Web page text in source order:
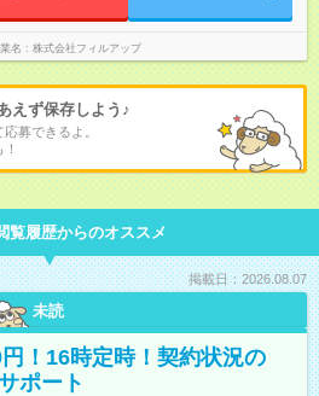
名 株式会社フィルアップ
えず保存しよう♪
募できるよ。
覧履歴からのオススメ
掲載日：2026.08.07
未読
！16時定時！契約状況の
ポート